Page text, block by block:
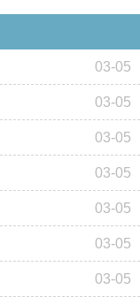
03-05
03-05
03-05
03-05
03-05
03-05
03-05